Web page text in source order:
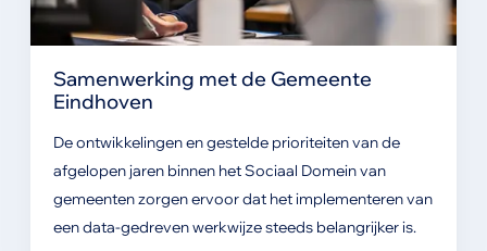
Samenwerking met de Gemeente
Eindhoven
De ontwikkelingen en gestelde prioriteiten van de
afgelopen jaren binnen het Sociaal Domein van
gemeenten zorgen ervoor dat het implementeren van
een data-gedreven werkwijze steeds belangrijker is.